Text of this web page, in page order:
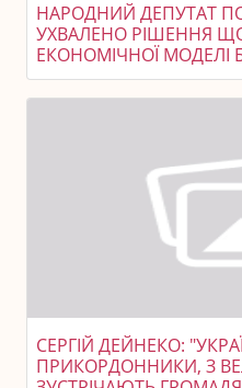
НАРОДНИЙ ДЕПУТАТ
УХВАЛЕНО РІШЕННЯ
ЕКОНОМІЧНОЇ
СЕРГІЙ ДЕЙНЕКО:
ПРИКОРДОННИКИ, З